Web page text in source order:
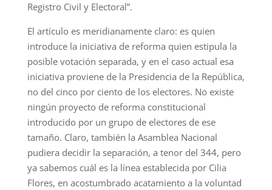
Registro Civil y Electoral”.
El artículo es meridianamente claro: es quien
introduce la iniciativa de reforma quien estipula la
posible votación separada, y en el caso actual esa
iniciativa proviene de la Presidencia de la República,
no del cinco por ciento de los electores. No existe
ningún proyecto de reforma constitucional
introducido por un grupo de electores de ese
tamaño. Claro, también la Asamblea Nacional
pudiera decidir la separación, a tenor del 344, pero
ya sabemos cuál es la línea establecida por Cilia
Flores, en acostumbrado acatamiento a la voluntad